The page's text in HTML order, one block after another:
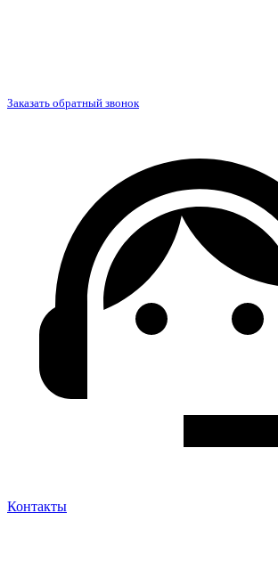
Заказать обратный звонок
Контакты